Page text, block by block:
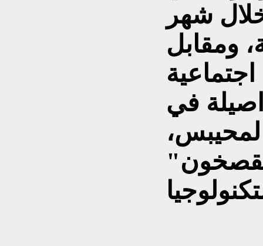
شهر
ومقابل
اصيلة في